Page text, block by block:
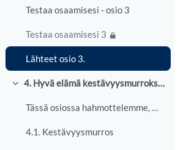
Testaa osaamisesi - osio 3
Testaa osaamisesi 3
Lähteet osio 3.
Tiivistä
4. Hyvä elämä kestävyysmurroksessa
Tässä osiossa hahmottelemme, miltä hyvä elämä kest...
4.1. Kestävyysmurros